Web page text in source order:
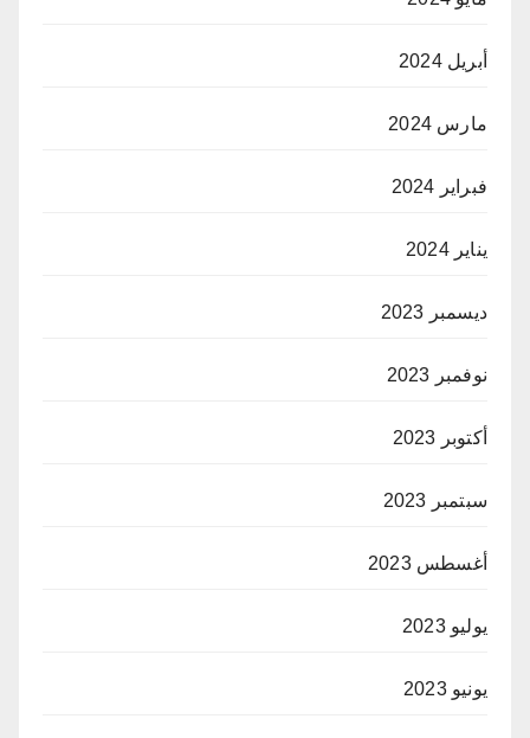
أبريل 2024
مارس 2024
فبراير 2024
يناير 2024
ديسمبر 2023
نوفمبر 2023
أكتوبر 2023
سبتمبر 2023
أغسطس 2023
يوليو 2023
يونيو 2023